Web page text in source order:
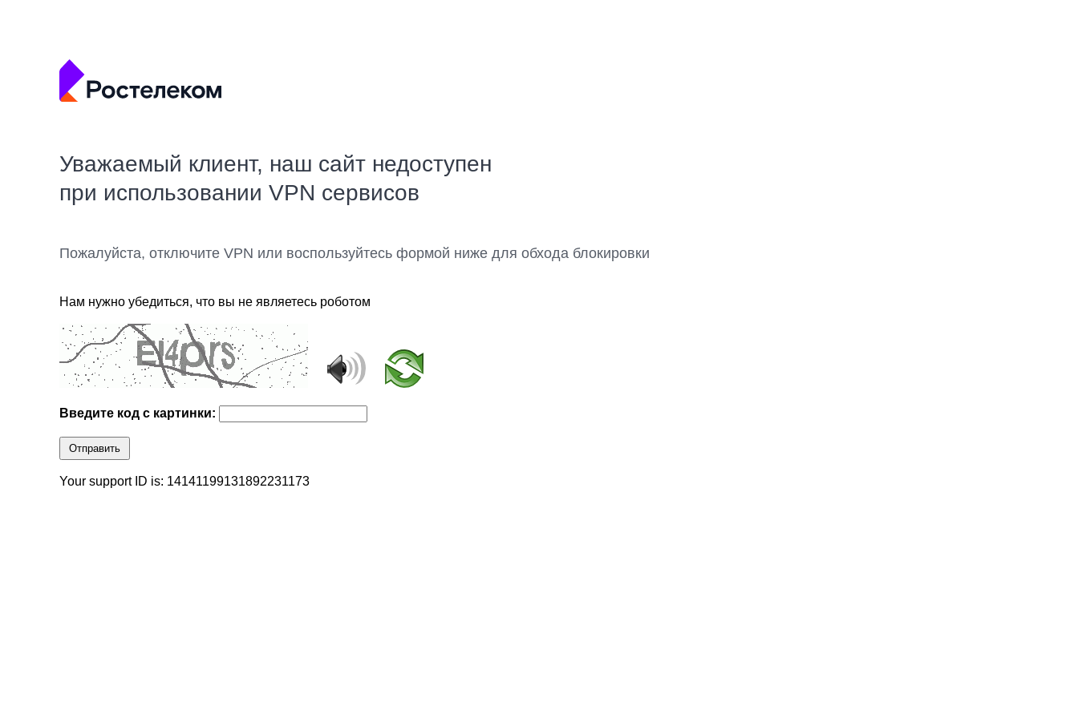
Уважаемый клиент, наш сайт недоступен
при использовании VPN сервисов
Пожалуйста, отключите VPN или воспользуйтесь формой ниже для обхода блокировки
Нам нужно убедиться, что вы не являетесь роботом
Введите код с картинки:
Отправить
Your support ID is: 14141199131892231173